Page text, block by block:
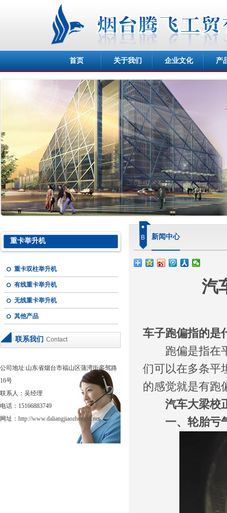
首页 关于我们 企业文化 产
重卡举升机
重卡双柱举升机
有线重卡举升机
无线重卡举升机
其他产品
联系我们 Contact
公司地址:山东省烟台市福山区蒲湾街銮驾路
16号
联系人：吴经理
电话：15166883749
网址： http://www.daliangjiaozhengyi.net
B 新闻中心
汽
车子跑偏指的是
跑偏是指在平
们可以在多条平
的感觉就是有跑
汽车大梁校
一、轮胎亏